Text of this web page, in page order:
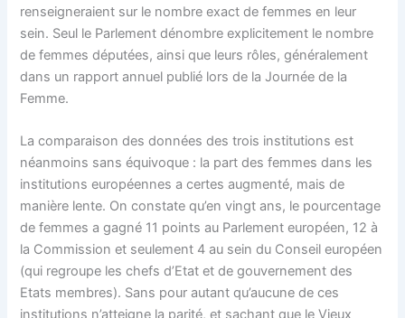
renseigneraient sur le nombre exact de femmes en leur
sein. Seul le Parlement dénombre explicitement le nombre
de femmes députées, ainsi que leurs rôles, généralement
dans un rapport annuel publié lors de la Journée de la
Femme.
La comparaison des données des trois institutions est
néanmoins sans équivoque : la part des femmes dans les
institutions européennes a certes augmenté, mais de
manière lente. On constate qu’en vingt ans, le pourcentage
de femmes a gagné 11 points au Parlement européen, 12 à
la Commission et seulement 4 au sein du Conseil européen
(qui regroupe les chefs d’Etat et de gouvernement des
Etats membres). Sans pour autant qu’aucune de ces